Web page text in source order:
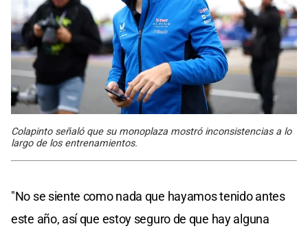
Colapinto señaló que su monoplaza mostró inconsistencias a lo
largo de los entrenamientos.
"No se siente como nada que hayamos tenido antes
este año, así que estoy seguro de que hay alguna